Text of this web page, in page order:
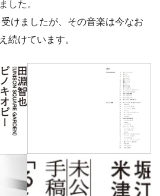
した。
けましたが、その音楽は今なお
続けています。